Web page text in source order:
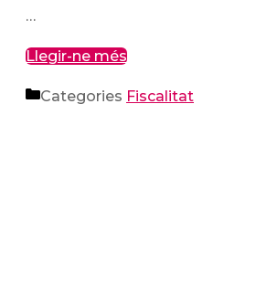
…
Llegir-ne més
Categories Fiscalitat